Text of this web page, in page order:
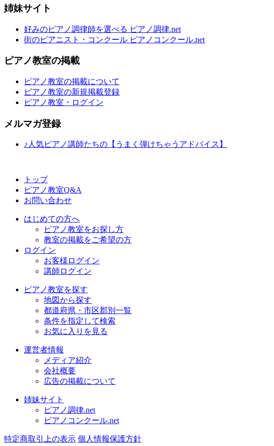
姉妹サイト
好みのピアノ調律師を選べる ピアノ調律.net
街のピアニスト・コンクール ピアノコンクール.net
ピアノ教室の掲載
ピアノ教室の掲載について
ピアノ教室の新規掲載登録
ピアノ教室・ログイン
メルマガ登録
♪人気ピアノ講師たちの【うまく弾けちゃうアドバイス】
トップ
ピアノ教室Q&A
お問い合わせ
はじめての方へ
ピアノ教室をお探し方
教室の掲載をご希望の方
ログイン
お客様ログイン
講師ログイン
ピアノ教室を探す
地図から探す
都道府県・市区郡別一覧
条件を指定して検索
お気に入りを見る
運営者情報
メディア紹介
会社概要
広告の掲載について
姉妹サイト
ピアノ調律.net
ピアノコンクール.net
特定商取引上の表示 個人情報保護方針